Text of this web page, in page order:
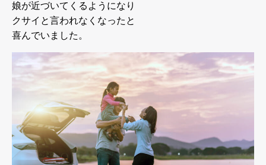
娘が近づいてくるようになり
クサイと言われなくなったと
喜んでいました。